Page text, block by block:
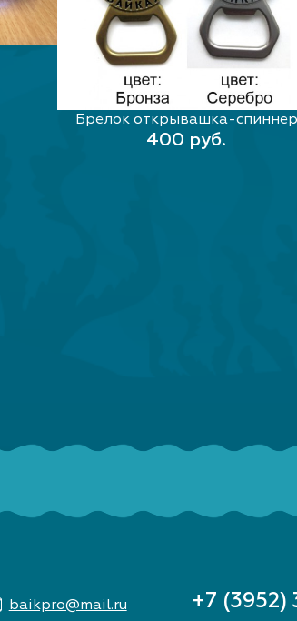
В КОРЗИНУ
Брелок открывашка-спиннер
400 руб.
baikpro@mail.ru +7 (3952)